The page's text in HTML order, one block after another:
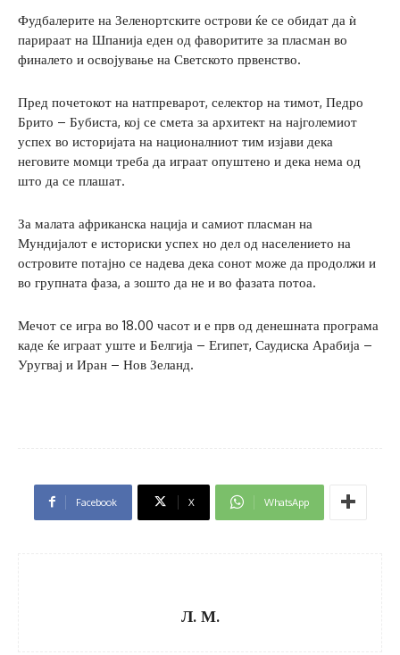
Фудбалерите на Зеленортските острови ќе се обидат да ѝ
парираат на Шпанија еден од фаворитите за пласман во
финалето и освојување на Светското првенство.
Пред почетокот на натпреварот, селектор на тимот, Педро
Брито – Бубиста, кој се смета за архитект на најголемиот
успех во историјата на националниот тим изјави дека
неговите момци треба да играат опуштено и дека нема од
што да се плашат.
За малата африканска нација и самиот пласман на
Мундијалот е историски успех но дел од населението на
островите потајно се надева дека сонот може да продолжи и
во групната фаза, а зошто да не и во фазата потоа.
Мечот се игра во 18.00 часот и е прв од денешната програма
каде ќе играат уште и Белгија – Египет, Саудиска Арабија –
Уругвај и Иран – Нов Зеланд.
Facebook X WhatsApp
Л. М.